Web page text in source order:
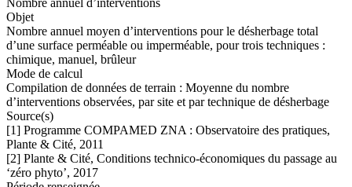
Nombre annuel d’interventions
Objet
Nombre annuel moyen d’interventions pour le désherbage total
d’une surface perméable ou imperméable, pour trois techniques :
chimique, manuel, brûleur
Mode de calcul
Compilation de données de terrain : Moyenne du nombre
d’interventions observées, par site et par technique de désherbage
Source(s)
[1] Programme COMPAMED ZNA : Observatoire des pratiques,
Plante & Cité, 2011
[2] Plante & Cité, Conditions technico-économiques du passage au
‘zéro phyto’, 2017